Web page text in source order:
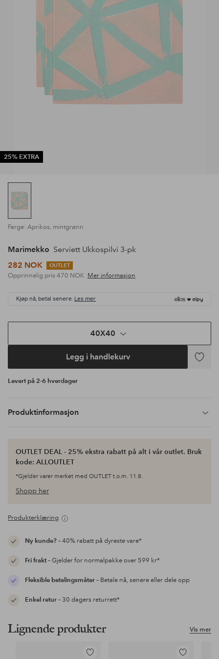
25% EXTRA
Farge: Aprikos, mintgrønn
Marimekko Serviett Ukkospilvi 3-pk
282 NOK
OUTLET
Opprinnelig pris 470 NOK Mer informasjon
Kjøp nå, betal senere. Les mer
40X40
Legg i handlekurv
Legg
Levert på 2-6 hverdager
Produktinformasjon
OUTLET DEAL - 25% ekstra rabatt på alt i vår outlet. Bruk
kode: ALLOUTLET
*Gjelder varer merket med OUTLET t.o.m. 11.8.
Shopp her
Produkterklæring
Ny kunde?– 40% rabatt på dyreste vare*
Fri frakt– Gjelder for normalpakke over 599 kr*
Fleksible betalingsmåter– Betale nå, senere eller dele opp
Enkel retur– 30 dagers returrett*
Vis mer
Lignende produkter
Legg Legg